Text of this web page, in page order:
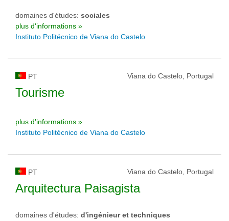
domaines d'études: sociales
plus d'informations »
Instituto Politécnico de Viana do Castelo
PT Viana do Castelo, Portugal
Tourisme
plus d'informations »
Instituto Politécnico de Viana do Castelo
PT Viana do Castelo, Portugal
Arquitectura Paisagista
domaines d'études: d'ingénieur et techniques